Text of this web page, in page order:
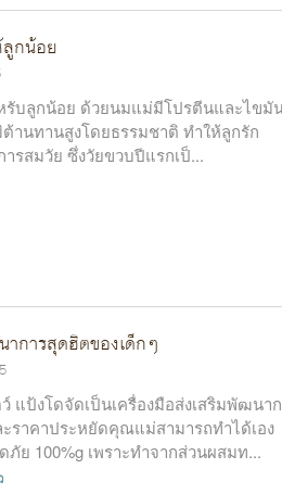
กน้อย
บลูกน้อย ด้วยนมแม่มีโปรตีนและไขมั
านทานสูงโดยธรรมชาติ ทำให้ลูกรัก
รสมวัย ซึ่งวัยขวบปีแรกเป็...
าการสุดฮิตของเด็กๆ
แป้งโดจัดเป็นเครื่องมือส่งเสริมพัฒนา
ราคาประหยัดคุณแม่สามารถทำได้เอง
ย 100%g เพราะทำจากส่วนผสมท...